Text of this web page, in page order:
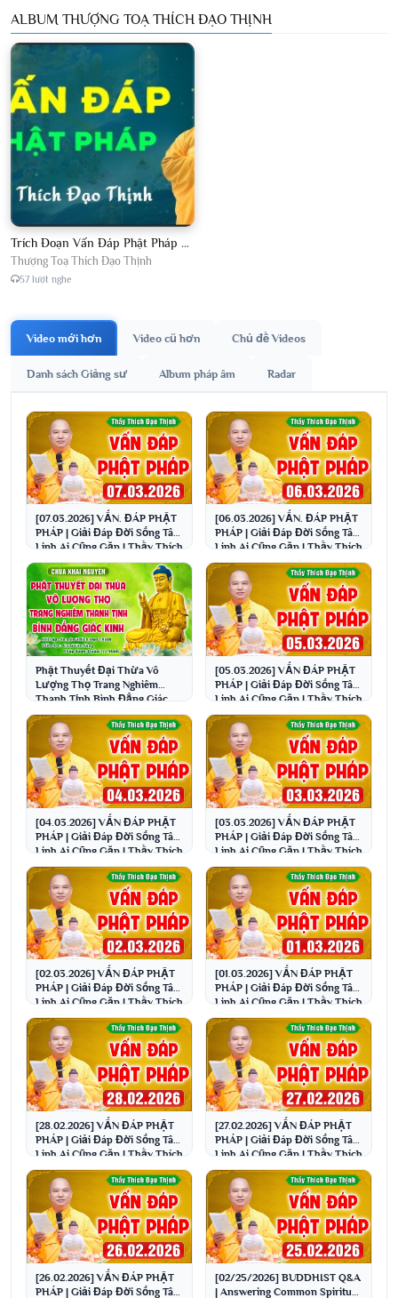
ALBUM THƯỢNG TOẠ THÍCH ĐẠO THỊNH
Trích Đoạn Vấn Đáp Phật Pháp 2026
Thượng Toạ Thích Đạo Thịnh
57 lượt nghe
Video mới hơn Video cũ hơn Chủ đề Videos
Danh sách Giảng sư Album pháp âm Radar
[07.03.2026] VẤN. ĐÁP PHẬT
PHÁP | Giải Đáp Đời Sống Tâm
Linh Ai Cũng Gặp | Thầy Thích
Đạo Thịnh
[06.03.2026] VẤN. ĐÁP PHẬT
PHÁP | Giải Đáp Đời Sống Tâm
Linh Ai Cũng Gặp | Thầy Thích
Đạo Thịnh
Phật Thuyết Đại Thừa Vô
Lượng Thọ Trang Nghiêm
Thanh Tịnh Bình Đẳng Giác
Kinh - Chùa Khai Nguyên
[05.03.2026] VẤN ĐÁP PHẬT
PHÁP | Giải Đáp Đời Sống Tâm
Linh Ai Cũng Gặp | Thầy Thích
Đạo Thịnh
[04.03.2026] VẤN ĐÁP PHẬT
PHÁP | Giải Đáp Đời Sống Tâm
Linh Ai Cũng Gặp | Thầy Thích
Đạo Thịnh
[03.03.2026] VẤN ĐÁP PHẬT
PHÁP | Giải Đáp Đời Sống Tâm
Linh Ai Cũng Gặp | Thầy Thích
Đạo Thịnh
[02.03.2026] VẤN ĐÁP PHẬT
PHÁP | Giải Đáp Đời Sống Tâm
Linh Ai Cũng Gặp | Thầy Thích
Đạo Thịnh
[01.03.2026] VẤN ĐÁP PHẬT
PHÁP | Giải Đáp Đời Sống Tâm
Linh Ai Cũng Gặp | Thầy Thích
Đạo Thịnh
[28.02.2026] VẤN ĐÁP PHẬT
PHÁP | Giải Đáp Đời Sống Tâm
Linh Ai Cũng Gặp | Thầy Thích
Đạo Thịnh
[27.02.2026] VẤN ĐÁP PHẬT
PHÁP | Giải Đáp Đời Sống Tâm
Linh Ai Cũng Gặp | Thầy Thích
Đạo Thịnh
[26.02.2026] VẤN ĐÁP PHẬT
PHÁP | Giải Đáp Đời Sống Tâm
[02/25/2026] BUDDHIST Q&A
| Answering Common Spiritual